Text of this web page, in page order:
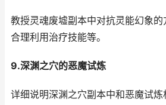
教授灵魂废墟副本中对抗灵能幻象的
合理利用治疗技能等。
9.深渊之穴的恶魔试炼
详细说明深渊之穴副本中和恶魔试